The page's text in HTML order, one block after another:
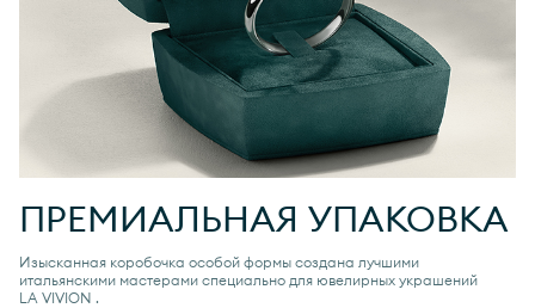
ПРЕМИАЛЬНАЯ УПАКОВКА
Изысканная коробочка особой формы создана лучшими
итальянскими мастерами специально для ювелирных украшений
LA VIVION .